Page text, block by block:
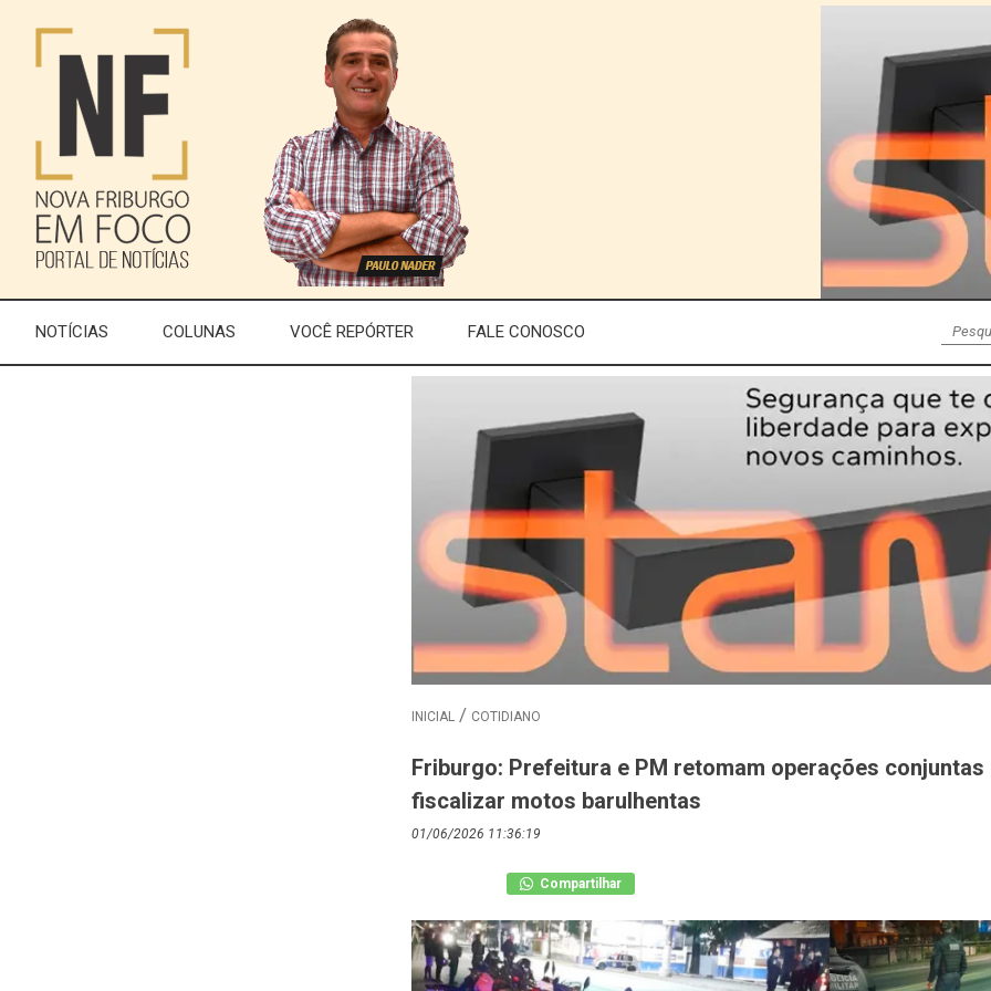
NOTÍCIAS COLUNAS VOCÊ REPÓRTER FALE CONOSCO
INICIAL COTIDIANO
Friburgo: Prefeitura e PM retomam operações conjuntas
fiscalizar motos barulhentas
01/06/2026 11:36:19
Compartilhar